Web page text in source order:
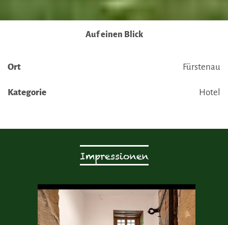
Auf einen Blick
Ort Fürstenau
Kategorie Hotel
Impressionen